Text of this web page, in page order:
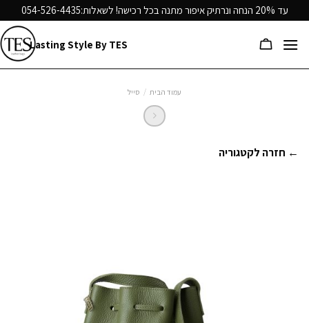
to
content
עד 20% הנחה ונרתיק איפור מתנה בכל רכישה! לשאלות: 054-526-4435
Lasting Style By TES
עמוד הבית / סייל
← חזרה לקטגוריה